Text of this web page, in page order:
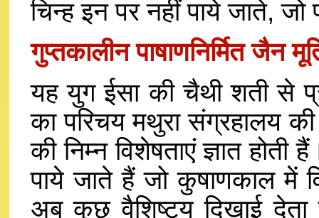
चिन्ह इन पर नहीं पाये जाते,
गुप्तकालीन पाषाणनिर्मित जैन
यह युग ईसा की चैथी शती से
का परिचय मथुरा संग्रहालय
की निम्न विशेषताएं ज्ञात होती
पाये जाते हैं जो कुषाणकाल में
अब कुछ वैशिष्टय दिखाई देता